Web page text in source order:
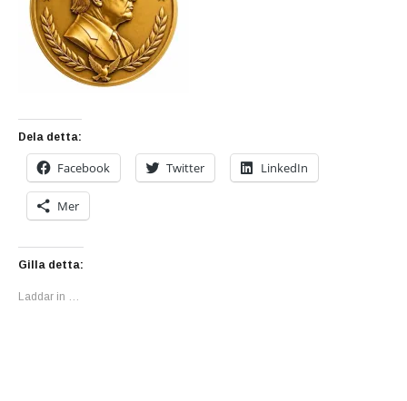
Dela detta:
Facebook Twitter LinkedIn
Mer
Gilla detta:
Laddar in …